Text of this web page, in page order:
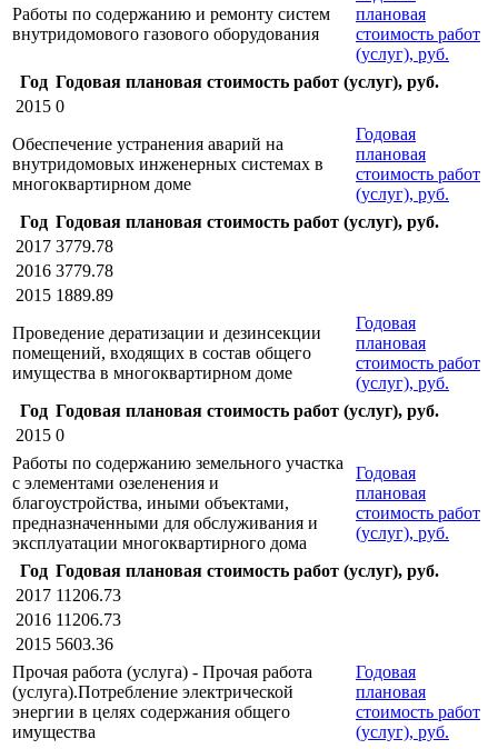
Работы по содержанию и ремонту систем
внутридомового газового оборудования
плановая
стоимость работ
(услуг), руб.
Год Годовая плановая стоимость работ (услуг), руб.
2015 0
Обеспечение устранения аварий на
внутридомовых инженерных системах в
многоквартирном доме
Годовая
плановая
стоимость работ
(услуг), руб.
Год Годовая плановая стоимость работ (услуг), руб.
2017 3779.78
2016 3779.78
2015 1889.89
Проведение дератизации и дезинсекции
помещений, входящих в состав общего
имущества в многоквартирном доме
Годовая
плановая
стоимость работ
(услуг), руб.
Год Годовая плановая стоимость работ (услуг), руб.
2015 0
Работы по содержанию земельного участка
с элементами озеленения и
благоустройства, иными объектами,
предназначенными для обслуживания и
эксплуатации многоквартирного дома
Годовая
плановая
стоимость работ
(услуг), руб.
Год Годовая плановая стоимость работ (услуг), руб.
2017 11206.73
2016 11206.73
2015 5603.36
Прочая работа (услуга) - Прочая работа
(услуга).Потребление электрической
энергии в целях содержания общего
имущества
Годовая
плановая
стоимость работ
(услуг), руб.